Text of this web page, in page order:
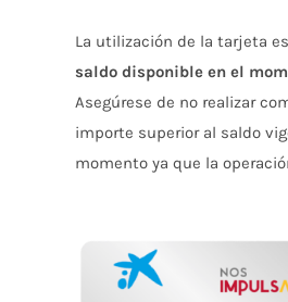
La utilización de la tarjeta
saldo disponible en el
Asegúrese de no realizar
importe superior al saldo
momento ya que la